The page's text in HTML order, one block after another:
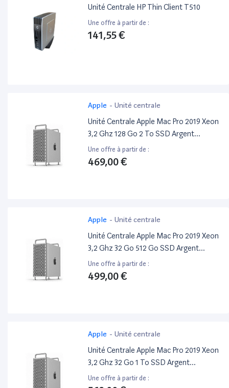
Unité Centrale HP Thin Client T510
Une offre à partir de :
141,55 €
Apple - Unité centrale
Unité Centrale Apple Mac Pro 2019 Xeon
3,2 Ghz 128 Go 2 To SSD Argent
Reconditionné
Une offre à partir de :
469,00 €
Apple - Unité centrale
Unité Centrale Apple Mac Pro 2019 Xeon
3,2 Ghz 32 Go 512 Go SSD Argent
Reconditionné
Une offre à partir de :
499,00 €
Apple - Unité centrale
Unité Centrale Apple Mac Pro 2019 Xeon
3,2 Ghz 32 Go 1 To SSD Argent
Reconditionné
Une offre à partir de :